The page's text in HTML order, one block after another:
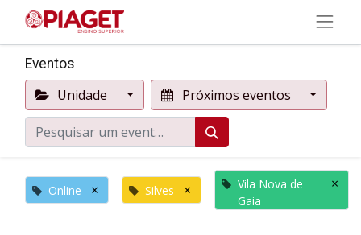
Eventos
Unidade Próximos eventos
Online × Silves ×
Vila Nova de
Gaia
×